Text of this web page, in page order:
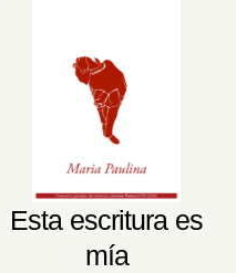
Esta escritura es
mía